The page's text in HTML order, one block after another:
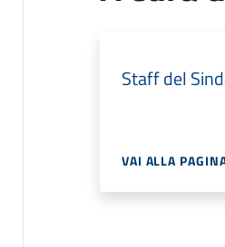
Staff del
VAI ALLA